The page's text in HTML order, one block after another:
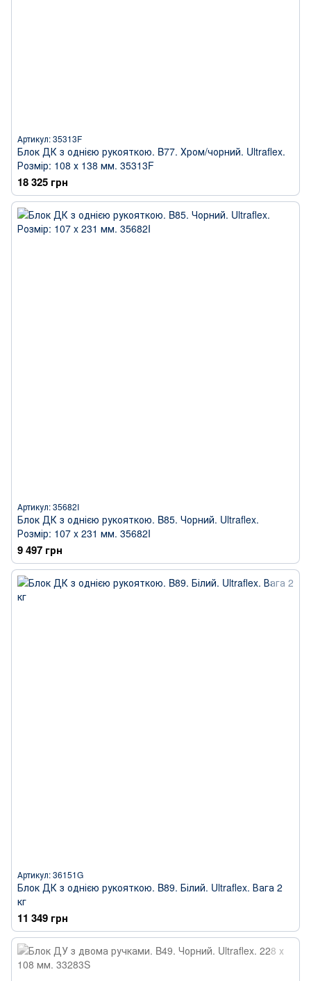
Артикул: 35313F
Блок ДК з однією рукояткою. B77. Хром/чорний. Ultraflex.
Розмір: 108 х 138 мм. 35313F
18 325 грн
Артикул: 35682I
Блок ДК з однією рукояткою. B85. Чорний. Ultraflex.
Розмір: 107 x 231 мм. 35682I
9 497 грн
Артикул: 36151G
Блок ДК з однією рукояткою. B89. Білий. Ultraflex. Вага 2
кг
11 349 грн